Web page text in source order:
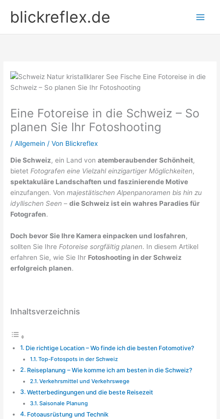
Inhaltblickreflex.de
Eine Fotoreise in die Schweiz – So
planen Sie Ihr Fotoshooting
/Allgemein / Von Blickreflex
Die Schweiz, ein Land vonatemberaubender Schönheit,
bietetFotografen eine Vielzahl einzigartiger Möglichkeiten,
spektakuläre Landschaften und faszinierende Motive
einzufangen. Vonmajestätischen Alpenpanoramen bis hin zu
idyllischen Seen –die Schweiz ist ein wahres Paradies für
Fotografen.
Doch bevor Sie Ihre Kamera einpacken und losfahren,
sollten Sie Ihre Fotoreise sorgfältig planen. In diesem Artikel
erfahren Sie, wie Sie Ihr Fotoshooting in der Schweiz
erfolgreich planen.
Inhaltsverzeichnis
Die richtige Location – Wo finde ich die besten Fotomotive?
Top-Fotospots in der Schweiz
Reiseplanung – Wie komme ich am besten in die Schweiz?
Verkehrsmittel und Verkehrswege
Wetterbedingungen und die beste Reisezeit
Saisonale Planung
Fotoausrüstung und Technik